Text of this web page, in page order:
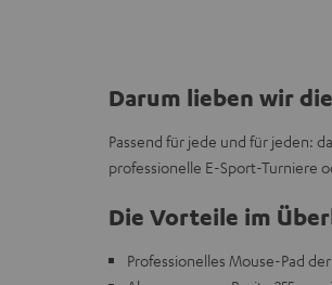
Darum lieben wir
Passend für jede und für jeden:
professionelle E-Sport-Turniere
Die Vorteile im
Professionelles Mouse-Pad